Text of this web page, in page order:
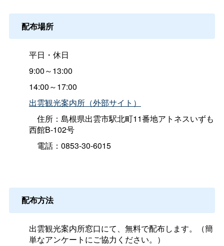
配布場所
平日・休日
9:00～13:00
14:00～17:00
出雲観光案内所（外部サイト）
住所：島根県出雲市駅北町11番地アトネスいずも
西館B-102号
電話：0853-30-6015
配布方法
出雲観光案内所窓口にて、無料で配布します。（簡
単なアンケートにご協力ください。）